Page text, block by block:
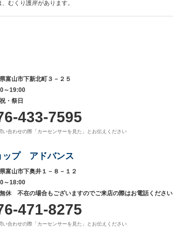
むくり護岸があります。
富山市下新北町３－２５
～19:00
・祭日
433-7595
い合わせの際「カーセンサーを見た」とお伝えください
ップ アドバンス
富山市下奥井１－８－１２
～18:00
休 不在の場合もございますのでご来店の際はお電話ください
471-8275
い合わせの際「カーセンサーを見た」とお伝えください